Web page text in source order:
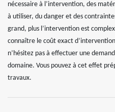
nécessaire à l’intervention, des
à utiliser, du danger et des
grand, plus l’intervention est
connaître le coût exact
n’hésitez pas à effectuer une
domaine. Vous pouvez à cet effet
travaux.